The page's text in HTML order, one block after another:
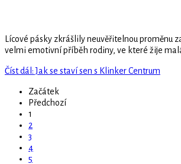
Lícové pásky zkrášlily neuvěřitelnou
velmi emotivní příběh rodiny, ve které žije
Číst dál: Jak se staví sen s Klinker Centrum
Začátek
Předchozí
1
2
3
4
5